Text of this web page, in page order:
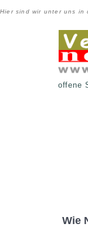
Hier sind wir unter uns in
offene
Wie